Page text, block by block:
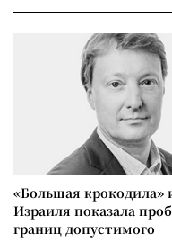
«Большая крокодила»
Израиля показала
границ допустимого